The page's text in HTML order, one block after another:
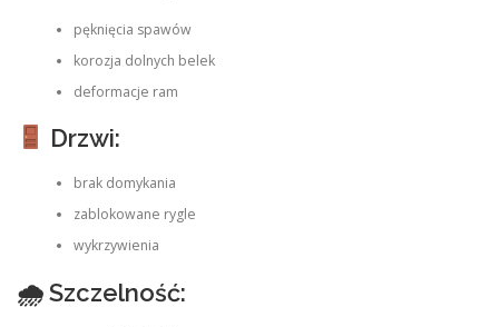
pęknięcia spawów
korozja dolnych belek
deformacje ram
Drzwi:
brak domykania
zablokowane rygle
wykrzywienia
🌧 Szczelność: